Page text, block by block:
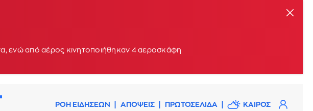
ενώ από αέρος κινητοποιήθηκαν 4 αεροσκάφη
ΡΟΗ ΕΙΔΗΣΕΩΝ ΑΠΟΨΕΙΣ ΠΡΩΤΟΣΕΛΙΔΑ ΚΑΙΡΟΣ